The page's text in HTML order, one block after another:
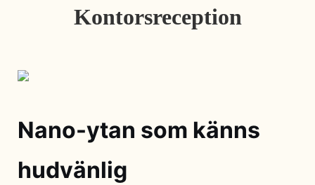
Kontorsreception
Nano-ytan som känns
hudvänlig